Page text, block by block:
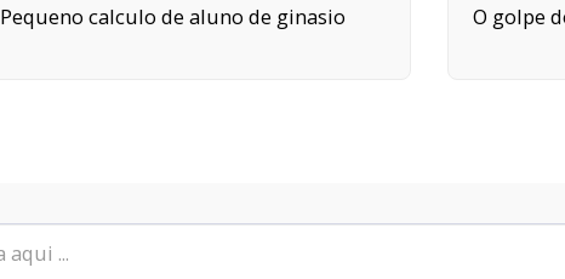
Pequeno calculo de aluno de ginasio O golpe